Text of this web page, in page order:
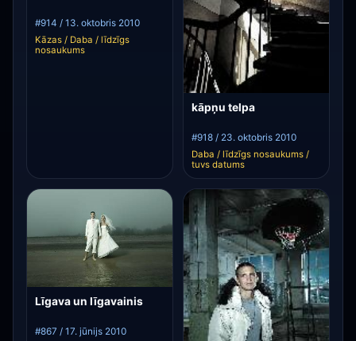
#914 / 13. oktobris 2010
Kāzas / Daba / līdzīgs
nosaukums
kāpņu telpa
#918 / 23. oktobris 2010
Daba / līdzīgs nosaukums /
tuvs datums
Līgava un līgavainis
#867 / 17. jūnijs 2010